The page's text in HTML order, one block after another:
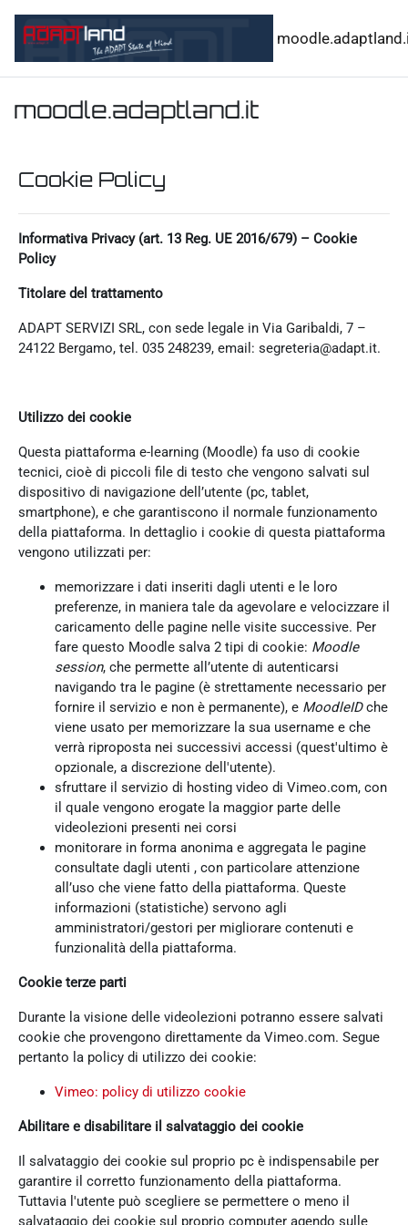
moodle.adaptland.it
Cookie Policy
Informativa Privacy (art. 13 Reg. UE 2016/679) – Cookie
Policy
Titolare del trattamento
ADAPT SERVIZI SRL, con sede legale in Via Garibaldi, 7 –
24122 Bergamo, tel. 035 248239, email: segreteria@adapt.it.
Utilizzo dei cookie
Questa piattaforma e-learning (Moodle) fa uso di cookie
tecnici, cioè di piccoli file di testo che vengono salvati sul
dispositivo di navigazione dell’utente (pc, tablet,
smartphone), e che garantiscono il normale funzionamento
della piattaforma. In dettaglio i cookie di questa piattaforma
vengono utilizzati per:
memorizzare i dati inseriti dagli utenti e le loro
preferenze, in maniera tale da agevolare e velocizzare il
caricamento delle pagine nelle visite successive. Per
fare questo Moodle salva 2 tipi di cookie: Moodle
session, che permette all’utente di autenticarsi
navigando tra le pagine (è strettamente necessario per
fornire il servizio e non è permanente), e MoodleIDche
viene usato per memorizzare la sua username e che
verrà riproposta nei successivi accessi (quest'ultimo è
opzionale, a discrezione dell'utente).
sfruttare il servizio di hosting video di Vimeo.com, con
il quale vengono erogate la maggior parte delle
videolezioni presenti nei corsi
monitorare in forma anonima e aggregata le pagine
consultate dagli utenti , con particolare attenzione
all’uso che viene fatto della piattaforma. Queste
informazioni (statistiche) servono agli
amministratori/gestori per migliorare contenuti e
funzionalità della piattaforma.
Cookie terze parti
Durante la visione delle videolezioni potranno essere salvati
cookie che provengono direttamente da Vimeo.com. Segue
pertanto la policy di utilizzo dei cookie:
Vimeo: policy di utilizzo cookie
Abilitare e disabilitare il salvataggio dei cookie
Il salvataggio dei cookie sul proprio pc è indispensabile per
garantire il corretto funzionamento della piattaforma.
Tuttavia l'utente può scegliere se permettere o meno il
salvataggio dei cookie sul proprio computer agendo sulle